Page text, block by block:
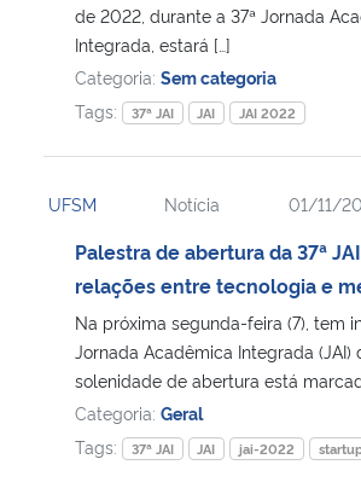
Ministério da Mulher, da Família e dos Direitos
Secretaria-Geral
Gabinete de Segurança Institucional
Advocacia-Geral da União
Banco Central do Brasil
de 2022, durante a 37ª Jornada
Integrada, estará […]
Categoria: Sem categoria
Tags:
37ª JAI JAI JAI 2022
UFSM Notícia 01/11/
Palestra de abertura da 37ª
relações entre tecnologia e
Na próxima segunda-feira (7), tem
Jornada Acadêmica Integrada (JAI)
solenidade de abertura está
Categoria: Geral
Tags:
37ª JAI JAI jai-2022